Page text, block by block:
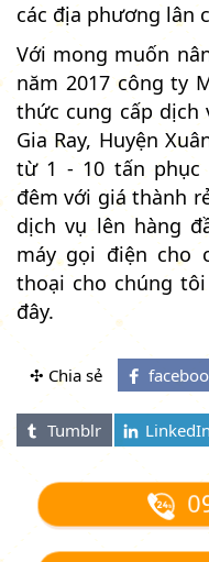
các địa phương lân
Với mong muốn
năm 2017 công ty
thức cung cấp
Gia Ray, Huyện
từ 1 - 10 tấn phục
đêm với giá thành
dịch vụ lên hàng
máy gọi điện cho
thoại cho chúng
đây.
✣ Chia sẻ